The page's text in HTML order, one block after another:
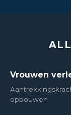
Vrouwen
opbouwen